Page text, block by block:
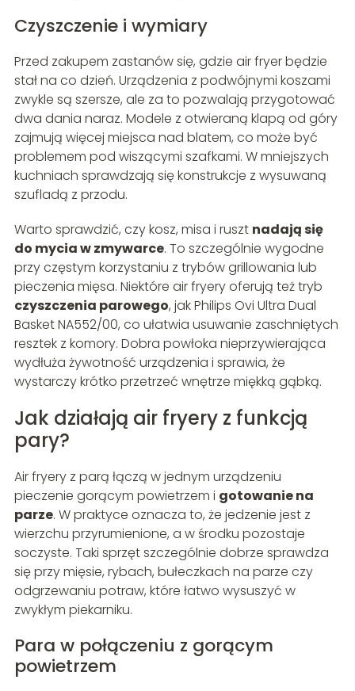
Czyszczenie i wymiary
Przed zakupem zastanów się, gdzie air fryer będzie
stał na co dzień. Urządzenia z podwójnymi koszami
zwykle są szersze, ale za to pozwalają przygotować
dwa dania naraz. Modele z otwieraną klapą od góry
zajmują więcej miejsca nad blatem, co może być
problemem pod wiszącymi szafkami. W mniejszych
kuchniach sprawdzają się konstrukcje z wysuwaną
szufladą z przodu.
Warto sprawdzić, czy kosz, misa i ruszt nadają się
do mycia w zmywarce. To szczególnie wygodne
przy częstym korzystaniu z trybów grillowania lub
pieczenia mięsa. Niektóre air fryery oferują też tryb
czyszczenia parowego, jak Philips Ovi Ultra Dual
Basket NA552/00, co ułatwia usuwanie zaschniętych
resztek z komory. Dobra powłoka nieprzywierająca
wydłuża żywotność urządzenia i sprawia, że
wystarczy krótko przetrzeć wnętrze miękką gąbką.
Jak działają air fryery z funkcją
pary?
Air fryery z parą łączą w jednym urządzeniu
pieczenie gorącym powietrzem i gotowanie na
parze. W praktyce oznacza to, że jedzenie jest z
wierzchu przyrumienione, a w środku pozostaje
soczyste. Taki sprzęt szczególnie dobrze sprawdza
się przy mięsie, rybach, bułeczkach na parze czy
odgrzewaniu potraw, które łatwo wysuszyć w
zwykłym piekarniku.
Para w połączeniu z gorącym
powietrzem